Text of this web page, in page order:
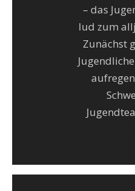
– das
lud zum
Zunächst